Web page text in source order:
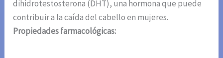
dihidrotestosterona (DHT), una hormona que puede
contribuir a la caída del cabello en mujeres.
Propiedades farmacológicas: